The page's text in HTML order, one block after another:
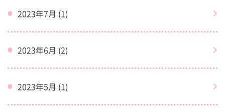
2023年7月 (1)
2023年6月 (2)
2023年5月 (1)